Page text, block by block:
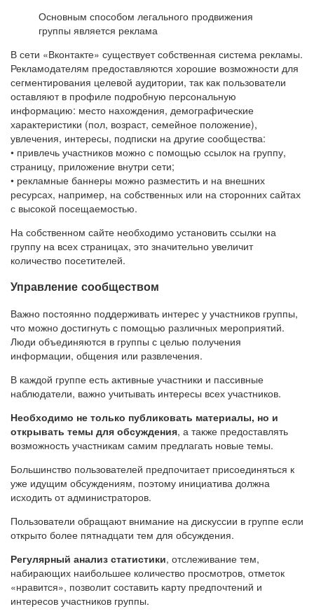
Основным способом легального продвижения
группы является реклама
В сети «Вконтакте» существует собственная система рекламы.
Рекламодателям предоставляются хорошие возможности для
сегментирования целевой аудитории, так как пользователи
оставляют в профиле подробную персональную
информацию: место нахождения, демографические
характеристики (пол, возраст, семейное положение),
увлечения, интересы, подписки на другие сообщества:
• привлечь участников можно с помощью ссылок на группу,
страницу, приложение внутри сети;
• рекламные баннеры можно разместить и на внешних
ресурсах, например, на собственных или на сторонних сайтах
с высокой посещаемостью.
На собственном сайте необходимо установить ссылки на
группу на всех страницах, это значительно увеличит
количество посетителей.
Управление сообществом
Важно постоянно поддерживать интерес у участников группы,
что можно достигнуть с помощью различных мероприятий.
Люди объединяются в группы с целью получения
информации, общения или развлечения.
В каждой группе есть активные участники и пассивные
наблюдатели, важно учитывать интересы всех участников.
Необходимо не только публиковать материалы, но и
открывать темы для обсуждения, а также предоставлять
возможность участникам самим предлагать новые темы.
Большинство пользователей предпочитает присоединяться к
уже идущим обсуждениям, поэтому инициатива должна
исходить от администраторов.
Пользователи обращают внимание на дискуссии в группе если
открыто более пятнадцати тем для обсуждения.
Регулярный анализ статистики, отслеживание тем,
набирающих наибольшее количество просмотров, отметок
«нравится», позволит составить карту предпочтений и
интересов участников группы.